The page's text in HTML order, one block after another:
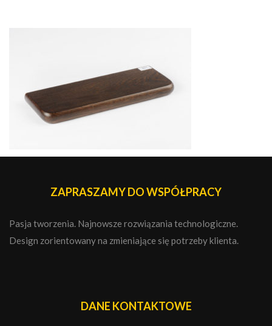
ZAPRASZAMY DO WSPÓŁPRACY
Pasja tworzenia. Najnowsze rozwiązania technologiczne.
Design zorientowany na zmieniające się potrzeby klienta.
DANE KONTAKTOWE